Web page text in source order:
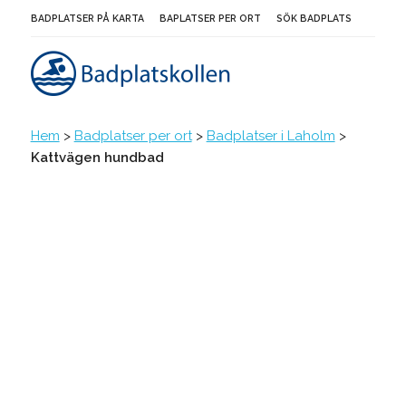
BADPLATSER PÅ KARTA BAPLATSER PER ORT SÖK BADPLATS
Hem > Badplatser per ort> Badplatser i Laholm >
Kattvägen hundbad